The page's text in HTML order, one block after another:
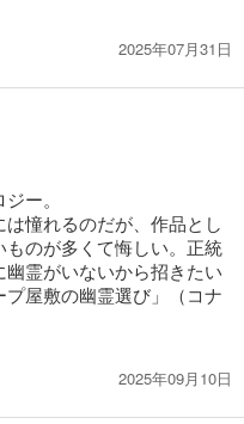
2025年07月31日
ー。
憧れるのだが、作品とし
のが多くて悔しい。正統
霊がいないから招きたい
屋敷の幽霊選び」（コナ
2025年09月10日